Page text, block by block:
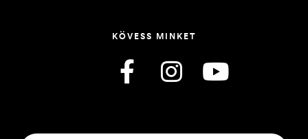
KÖVESS MINKET